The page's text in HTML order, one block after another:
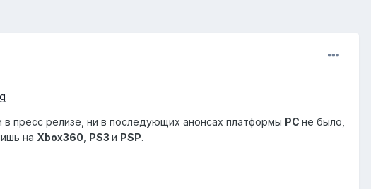
в пресс релизе, ни в последующих анонсах платформы PC не было,
на Xbox360 PS3 и PSP.